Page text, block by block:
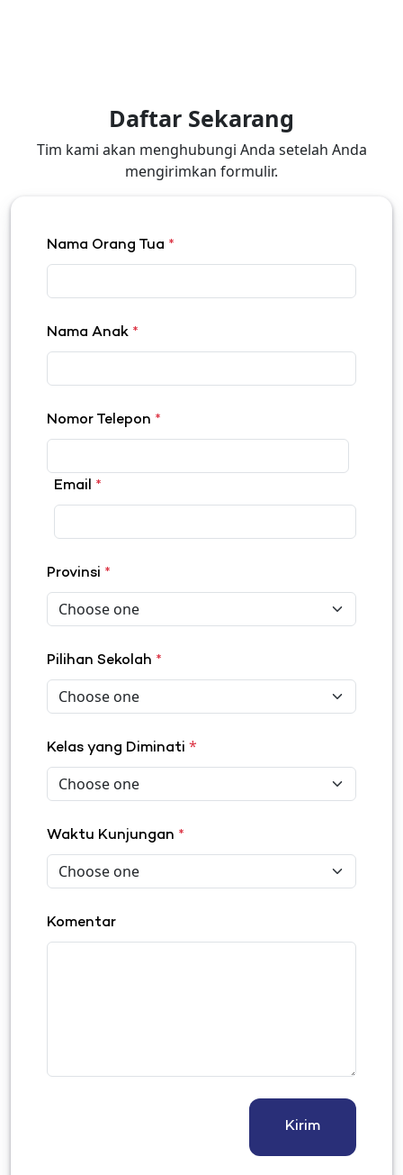
Daftar Sekarang
Tim kami akan menghubungi Anda setelah Anda
mengirimkan formulir.
Nama Orang Tua *
Nama Anak *
Nomor Telepon *
Email *
Provinsi *
Pilihan Sekolah *
Kelas yang Diminati *
Waktu Kunjungan *
Komentar
Kirim